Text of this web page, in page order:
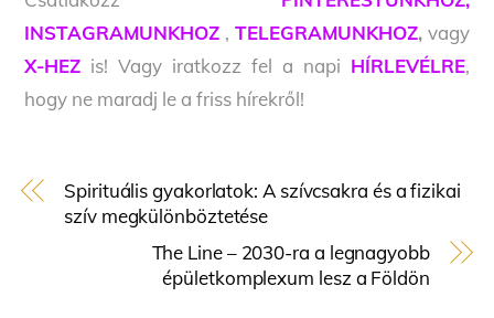
INSTAGRAMUNKHOZ , TELEGRAMUNKHOZ,vagy
X-HEZ is! Vagy iratkozz fel a napi HÍRLEVÉLRE,
hogy ne maradj le a friss hírekről!
Spirituális gyakorlatok: A szívcsakra és a fizikai
szív megkülönböztetése
The Line – 2030-ra a legnagyobb
épületkomplexum lesz a Földön